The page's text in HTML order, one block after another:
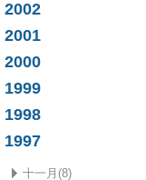
2002
2001
2000
1999
1998
1997
十一月(8)